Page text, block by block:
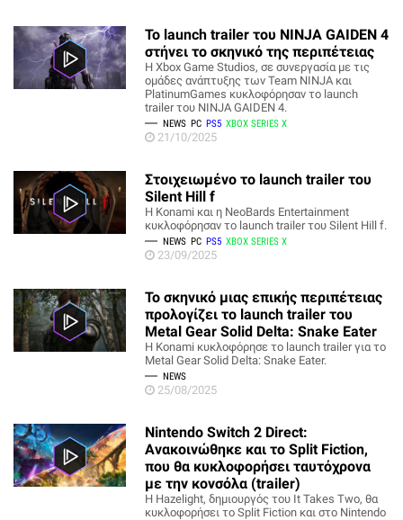
Το launch trailer του NINJA GAIDEN 4
στήνει το σκηνικό της περιπέτειας
Η Xbox Game Studios, σε συνεργασία με τις
ομάδες ανάπτυξης των Team NINJA και
PlatinumGames κυκλοφόρησαν το launch
trailer του NINJA GAIDEN 4.
NEWS PC PS5 XBOX SERIES X
21/10/2025
Στοιχειωμένο το launch trailer του
Silent Hill f
Η Konami και η NeoBards Entertainment
κυκλοφόρησαν το launch trailer του Silent Hill f.
NEWS PC PS5 XBOX SERIES X
23/09/2025
Το σκηνικό μιας επικής περιπέτειας
προλογίζει το launch trailer του
Metal Gear Solid Delta: Snake Eater
Η Konami κυκλοφόρησε το launch trailer για το
Metal Gear Solid Delta: Snake Eater.
NEWS
25/08/2025
Nintendo Switch 2 Direct:
Ανακοινώθηκε και το Split Fiction,
που θα κυκλοφορήσει ταυτόχρονα
με την κονσόλα (trailer)
Η Hazelight, δημιουργός του It Takes Two, θα
κυκλοφορήσει το Split Fiction και στο Nintendo